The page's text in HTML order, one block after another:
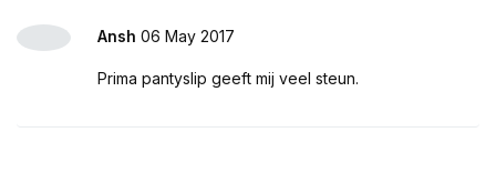
Ansh 06 May 2017
Prima pantyslip geeft mij veel steun.